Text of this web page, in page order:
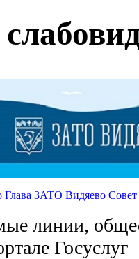
Глава ЗАТО Видяево
линии,
Госуслуг